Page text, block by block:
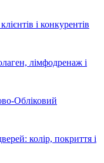
і конкурентів
лімфодренаж і
Обліковий
колір, покриття і